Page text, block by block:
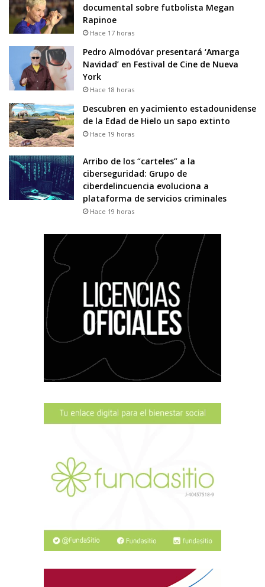
documental sobre futbolista Megan
Rapinoe
Hace 17 horas
Pedro Almodóvar presentará ‘Amarga
Navidad’ en Festival de Cine de Nueva
York
Hace 18 horas
Descubren en yacimiento estadounidense
de la Edad de Hielo un sapo extinto
Hace 19 horas
Arribo de los “carteles” a la
ciberseguridad: Grupo de
ciberdelincuencia evoluciona a
plataforma de servicios criminales
Hace 19 horas